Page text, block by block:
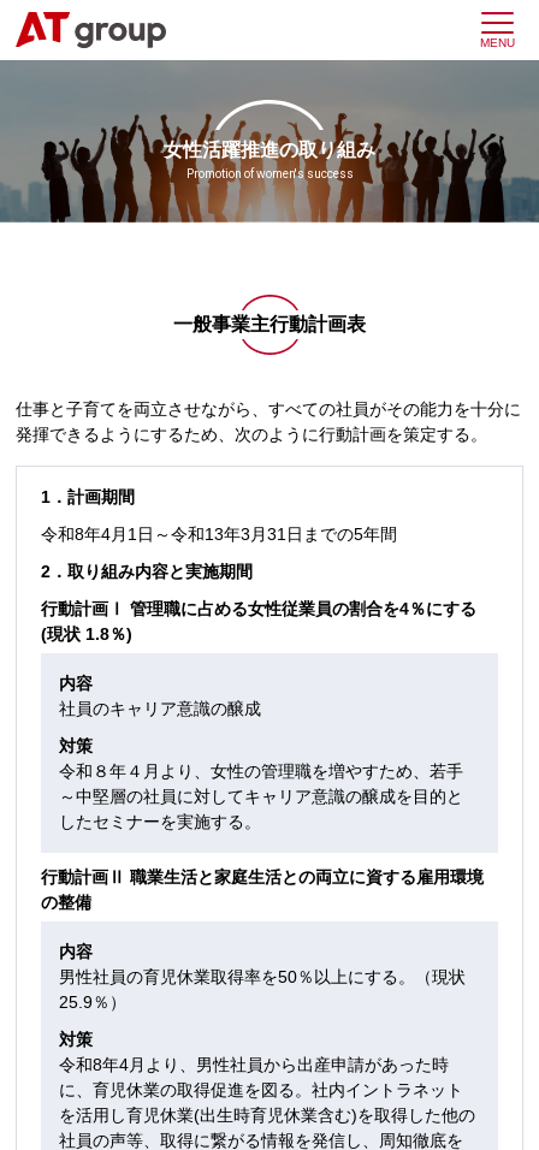
女性活躍推進の取り組み
Promotion of women's success
一般事業主行動計画表
仕事と子育てを両立させながら、すべての社員がその能力を十分に
発揮できるようにするため、次のように行動計画を策定する。
1．計画期間
令和8年4月1日～令和13年3月31日までの5年間
2．取り組み内容と実施期間
行動計画Ⅰ 管理職に占める女性従業員の割合を4％にする
(現状 1.8％)
内容
社員のキャリア意識の醸成
対策
令和８年４月より、女性の管理職を増やすため、若手
～中堅層の社員に対してキャリア意識の醸成を目的と
したセミナーを実施する。
行動計画Ⅱ 職業生活と家庭生活との両立に資する雇用環境
の整備
内容
男性社員の育児休業取得率を50％以上にする。（現状
25.9％）
対策
令和8年4月より、男性社員から出産申請があった時
に、育児休業の取得促進を図る。社内イントラネット
を活用し育児休業(出生時育児休業含む)を取得した他の
社員の声等、取得に繋がる情報を発信し、周知徹底を